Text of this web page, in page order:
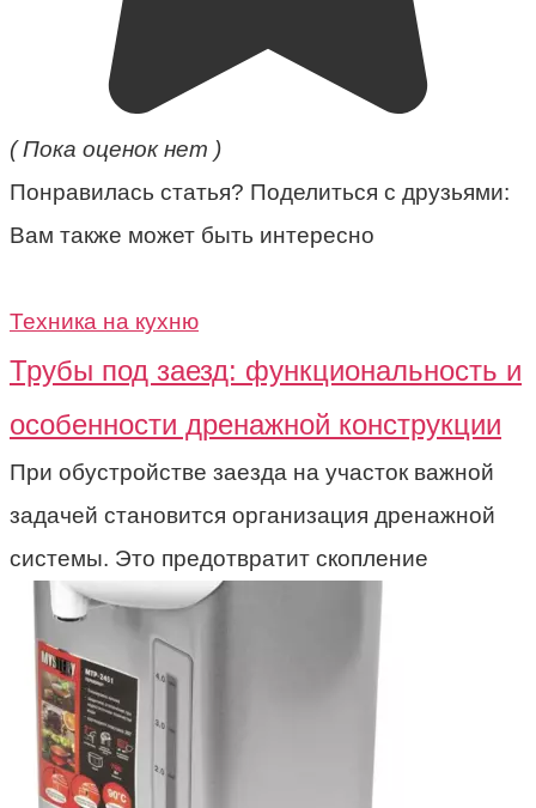
( Пока оценок нет )
Понравилась статья? Поделиться с друзьями:
Вам также может быть интересно
Техника на кухню
Трубы под заезд: функциональность и
особенности дренажной конструкции
При обустройстве заезда на участок важной
задачей становится организация дренажной
системы. Это предотвратит скопление